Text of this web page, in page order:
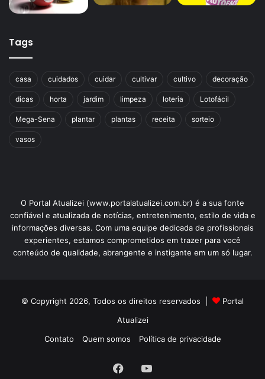
Tags
casa cuidados cuidar cultivar cultivo decoração
dicas horta jardim limpeza loteria Lotofácil
Mega-Sena plantar plantas receita sorteio
vasos
O Portal Atualizei (www.portalatualizei.com.br) é a sua fonte
confiável e atualizada de notícias, entretenimento, estilo de vida e
informações diversas. Com uma equipe dedicada de profissionais
experientes, estamos comprometidos em trazer para você
conteúdo de qualidade, abrangente e instigante em um só lugar.
© Copyright 2026, Todos os direitos reservados |
Portal
Atualizei
Contato
Quem somos Política de privacidade
FacebookYouTube